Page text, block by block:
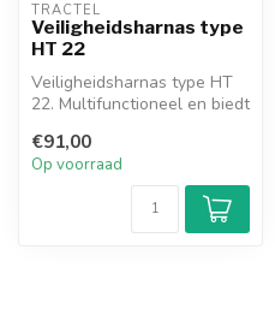
TRACTEL
Veiligheidsharnas type
HT 22
Veiligheidsharnas type HT
22. Multifunctioneel en biedt
€91,00
Op voorraad